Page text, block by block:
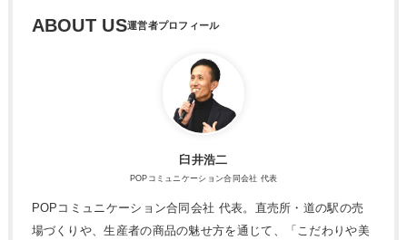
ABOUT US
臼井浩二
POPコミュニケーション合同会社 代表
POPコミュニケーション合同会社 代表。直売所・道の駅の売
場づくりや、生産者の商品の魅せ方を通じて、「こだわりや美